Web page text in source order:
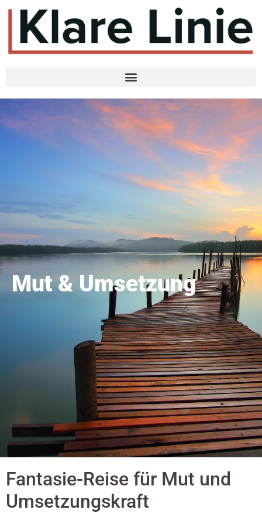
Mut & Umsetzung
Fantasie-Reise für Mut und
Umsetzungskraft